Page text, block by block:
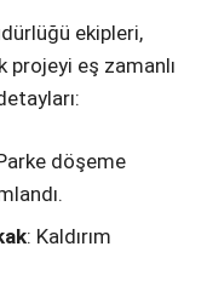
Facebook
Instagram
Youtube
ekipleri,
projeyi eş zamanlı
döşeme
: Kaldırım